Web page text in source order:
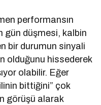
performansın
gün düşmesi, kalbin
bir durumun sinyali
olduğunu hissederek
olabilir. Eğer
bittiğini” çok
görüşü alarak